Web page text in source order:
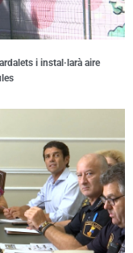
i instal·larà aire